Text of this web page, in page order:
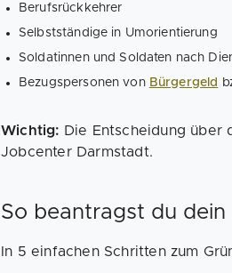
Berufsrückkehrer
Selbstständige in Umorientierung
Soldatinnen und Soldaten nach
Bezugspersonen von Bürgergeld
Wichtig: Die Entscheidung
Jobcenter Darmstadt.
So beantragst du
In 5 einfachen Schritten zum